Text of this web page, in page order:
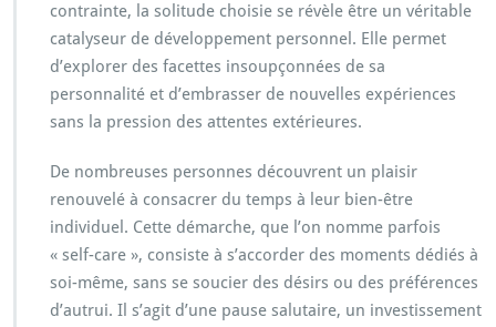
contrainte, la solitude choisie se révèle être un véritable
catalyseur de développement personnel. Elle permet
d’explorer des facettes insoupçonnées de sa
personnalité et d’embrasser de nouvelles expériences
sans la pression des attentes extérieures.
De nombreuses personnes découvrent un plaisir
renouvelé à consacrer du temps à leur bien-être
individuel. Cette démarche, que l’on nomme parfois
« self-care », consiste à s’accorder des moments dédiés à
soi-même, sans se soucier des désirs ou des préférences
d’autrui. Il s’agit d’une pause salutaire, un investissement